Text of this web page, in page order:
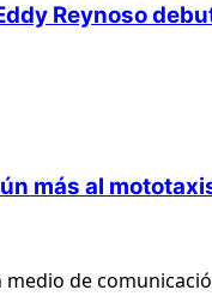
Reynoso
más al
medio de